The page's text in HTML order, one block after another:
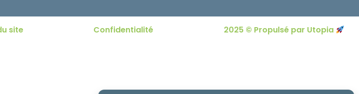
site Confidentialité 2025 © Propulsé par Utopia